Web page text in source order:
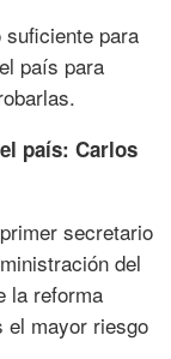
suficiente para
país para
país: Carlos
primer secretario
del
la reforma
el mayor riesgo